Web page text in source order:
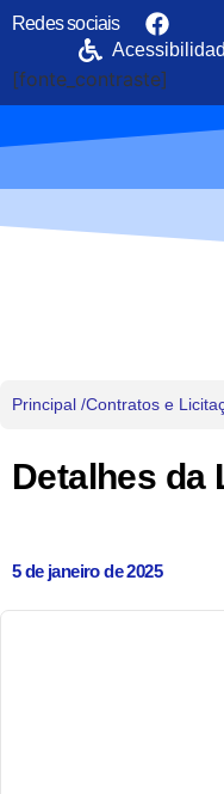
Redes sociais
[fonte_contraste]
Principal /Contratos e
Detalhes da
5 de janeiro de 2025